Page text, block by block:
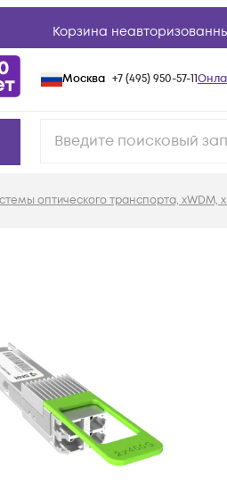
Корзина
Москва +7 (495) 950-57-11
оптического транспорта, xWDM,